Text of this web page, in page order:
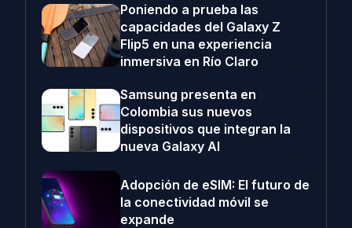
Poniendo a prueba las
capacidades del Galaxy Z
Flip5 en una experiencia
inmersiva en Río Claro
Samsung presenta en
Colombia sus nuevos
dispositivos que integran la
nueva Galaxy AI
Adopción de eSIM: El futuro de
la conectividad móvil se
expande